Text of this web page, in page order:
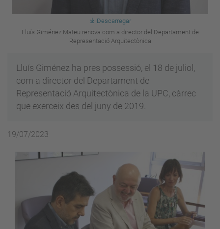
Descarregar
Lluís Giménez Mateu renova com a director del Departament de
Representació Arquitectònica
Lluís Giménez ha pres possessió, el 18 de juliol,
com a director del Departament de
Representació Arquitectònica de la UPC, càrrec
que exerceix des del juny de 2019.
19/07/2023